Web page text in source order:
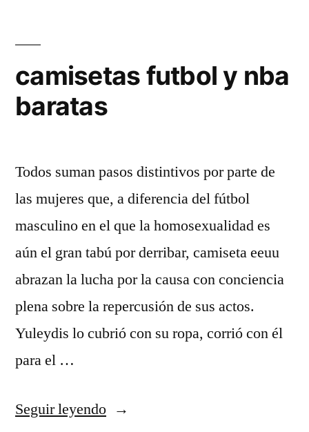
camisetas futbol y nba
baratas
Todos suman pasos distintivos por parte de
las mujeres que, a diferencia del fútbol
masculino en el que la homosexualidad es
aún el gran tabú por derribar, camiseta eeuu
abrazan la lucha por la causa con conciencia
plena sobre la repercusión de sus actos.
Yuleydis lo cubrió con su ropa, corrió con él
para el …
Seguir leyendo«camisetas